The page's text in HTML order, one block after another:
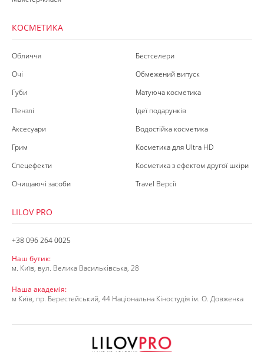
КОСМЕТИКА
Обличчя
Очі
Губи
Пензлі
Аксесуари
Грим
Спецефекти
Очищаючі засоби
Бестселери
Обмежений випуск
Матуюча косметика
Ідеї подарунків
Водостійка косметика
Косметика для Ultra HD
Косметика з ефектом другої шкіри
Travel Версії
LILOV PRO
+38 096 264 0025
Наш бутик:
м. Київ, вул. Велика Васильківська, 28
Наша академія:
м Київ, пр. Берестейський, 44 Національна Кіностудія ім. О. Довженка